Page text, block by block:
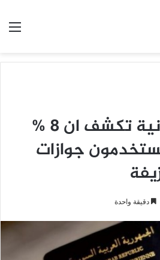
الحكومة الالمانية تكشف ان 8 %
جوازات
دقيقة واحدة